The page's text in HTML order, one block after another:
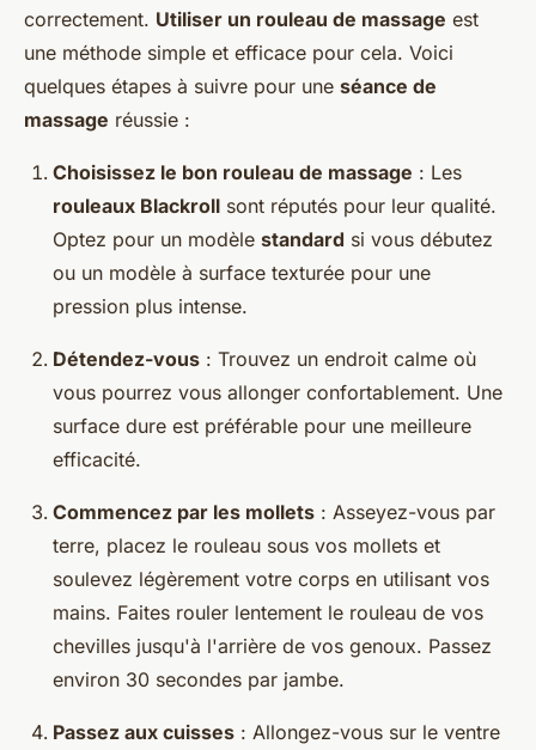
correctement. Utiliser un rouleau de massage est
une méthode simple et efficace pour cela. Voici
quelques étapes à suivre pour une séance de
massage réussie :
Choisissez le bon rouleau de massage : Les
rouleaux Blackroll sont réputés pour leur qualité.
Optez pour un modèle standard si vous débutez
ou un modèle à surface texturée pour une
pression plus intense.
Détendez-vous : Trouvez un endroit calme où
vous pourrez vous allonger confortablement. Une
surface dure est préférable pour une meilleure
efficacité.
Commencez par les mollets : Asseyez-vous par
terre, placez le rouleau sous vos mollets et
soulevez légèrement votre corps en utilisant vos
mains. Faites rouler lentement le rouleau de vos
chevilles jusqu'à l'arrière de vos genoux. Passez
environ 30 secondes par jambe.
Passez aux cuisses : Allongez-vous sur le ventre